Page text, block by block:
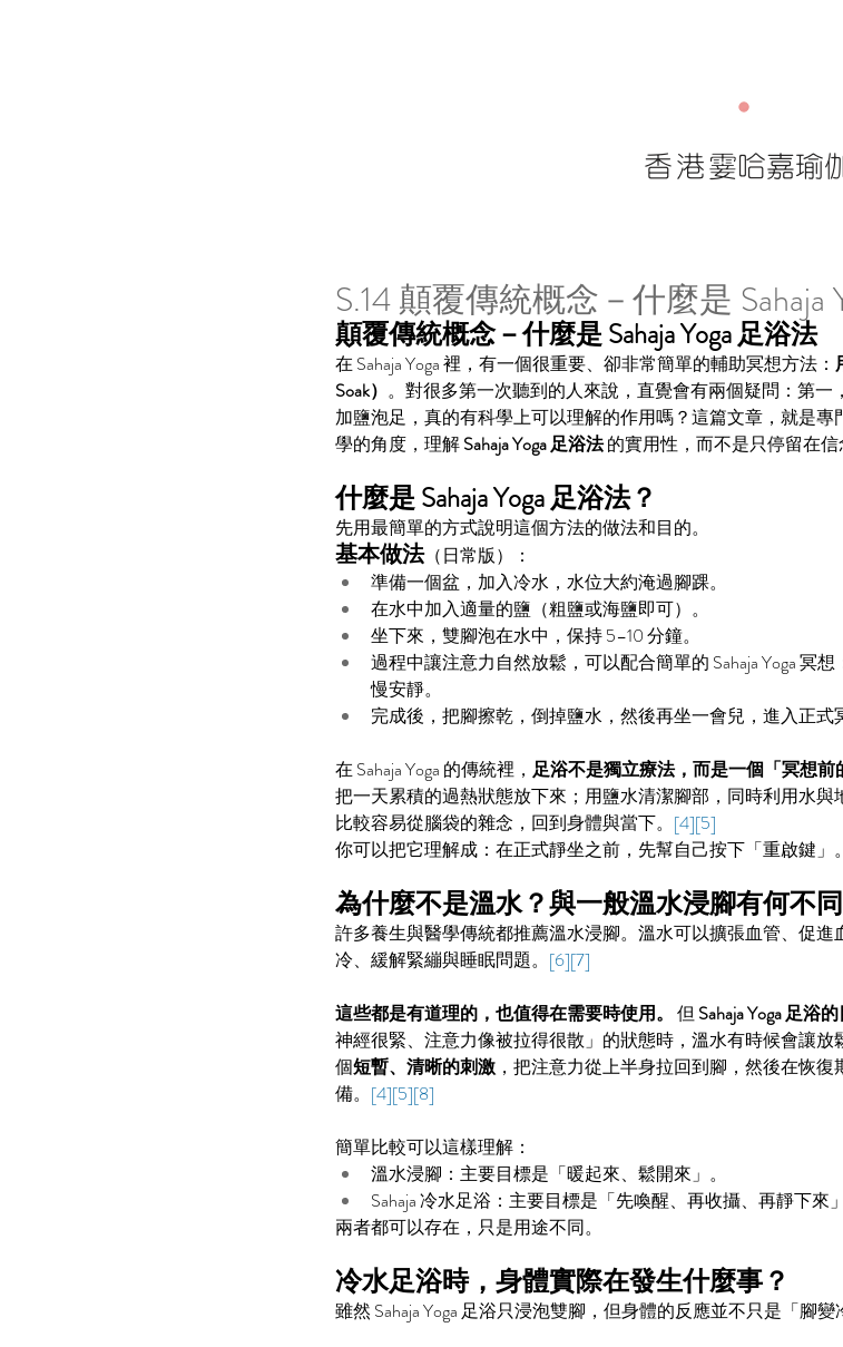
Our Recent Posts
S.14 顛覆傳統概念－什麼是 Sahaja
顛覆傳統概念－什麼是 Sahaja Yoga 足浴法
在 Sahaja Yoga 裡，有一個很重要、卻非常簡單的輔助冥想方法：
Soak） 。對很多第一次聽到的人來說，直覺會有兩個疑問：第
加鹽泡足，真的有科學上可以理解的作用嗎？這篇文章，就是
學的角度，理解 Sahaja Yoga 足浴法 的實用性，而不是只停留在信
什麼是 Sahaja Yoga 足浴法？
先用最簡單的方式說明這個方法的做法和目的。
基本做法（日常版）：
準備一個盆，加入冷水，水位大約淹過腳踝。
在水中加入適量的鹽（粗鹽或海鹽即可）。
坐下來，雙腳泡在水中，保持 5–10 分鐘。
過程中讓注意力自然放鬆，可以配合簡單的 Sahaja Yoga 冥
慢安靜。
完成後，把腳擦乾，倒掉鹽水，然後再坐一會兒，進入正式
在 Sahaja Yoga 的傳統裡， 足浴不是獨立療法，而是一個「冥想前
把一天累積的過熱狀態放下來；用鹽水清潔腳部，同時利用水
比較容易從腦袋的雜念，回到身體與當下。 [4][5]
你可以把它理解成：在正式靜坐之前，先幫自己按下「重啟鍵」。
為什麼不是溫水？與一般溫水浸腳有何不同
許多養生與醫學傳統都推薦溫水浸腳。溫水可以擴張血管、促
冷、緩解緊繃與睡眠問題。 [6][7]
這些都是有道理的，也值得在需要時使用。 但 Sahaja Yoga 足浴
神經很緊、注意力像被拉得很散」的狀態時，溫水有時候會讓
個短暫、清晰的刺激 ，把注意力從上半身拉回到腳，然後在恢
備。 [4][5][8]
簡單比較可以這樣理解：
溫水浸腳：主要目標是「暖起來、鬆開來」。
Sahaja 冷水足浴：主要目標是「先喚醒、再收攝、再靜下來」
兩者都可以存在，只是用途不同。
冷水足浴時，身體實際在發生什麼事？
雖然 Sahaja Yoga 足浴只浸泡雙腳，但身體的反應並不只是「腳變
香港霎哈嘉瑜